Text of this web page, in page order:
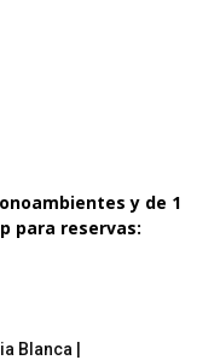
y de 1
para reservas:
Blanca |